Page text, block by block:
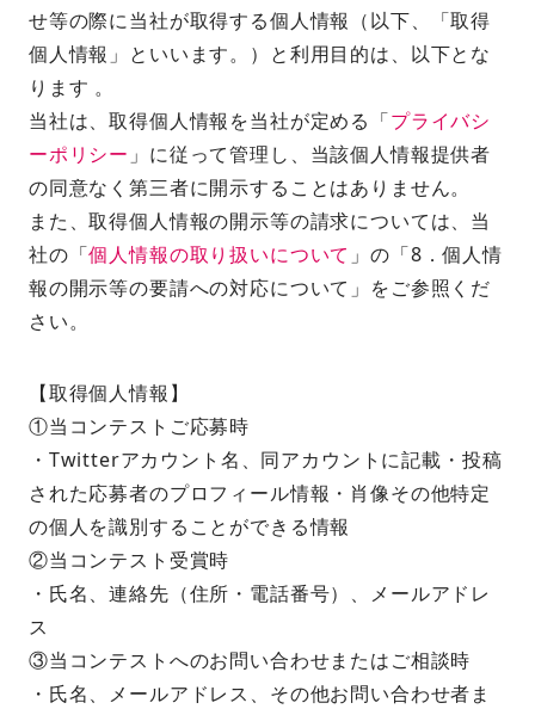
せ等の際に当社が取得する個人情報（以下、「取得
個人情報」といいます。）と利用目的は、以下とな
ります 。
当社は、取得個人情報を当社が定める「プライバシ
ーポリシー 」に従って管理し、当該個人情報提供者
の同意なく第三者に開示することはありません。
また、取得個人情報の開示等の請求については、当
社の「個人情報の取り扱いについて 」の「8．個人情
報の開示等の要請への対応について」をご参照くだ
さい。
【取得個人情報】
①当コンテストご応募時
・Twitterアカウント名、同アカウントに記載・投稿
された応募者のプロフィール情報・肖像その他特定
の個人を識別することができる情報
②当コンテスト受賞時
・氏名、連絡先（住所・電話番号）、メールアドレ
ス
③当コンテストへのお問い合わせまたはご相談時
・氏名、メールアドレス、その他お問い合わせ者ま